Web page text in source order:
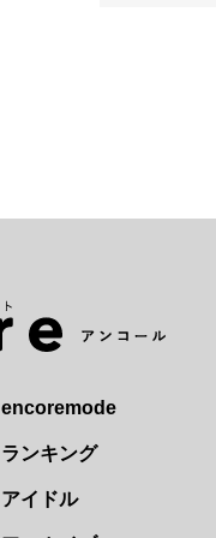
encoremode
ランキング
アイドル